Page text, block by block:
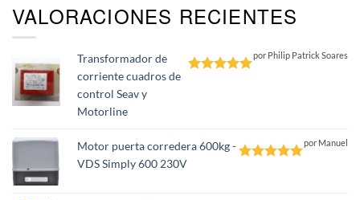
VALORACIONES RECIENTES
Transformador de
corriente cuadros de
control Seav y
Motorline
por Philip Patrick Soares
Motor puerta corredera 600kg -
VDS Simply 600 230V
por Manuel